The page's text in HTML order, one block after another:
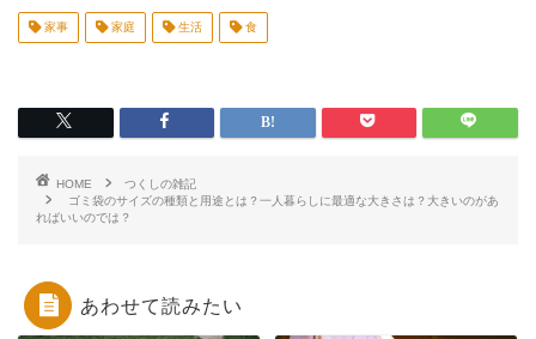
家事 家庭 生活 食
HOME
つくしの雑記
ゴミ袋のサイズの種類と用途とは？一人暮らしに最適な大きさは？大きいのがあ
ればいいのでは？
あわせて読みたい